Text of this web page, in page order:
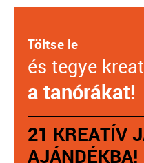
Töltse le
és tegye
a tanórákat!
21 KREATÍV
AJÁNDÉKBA!